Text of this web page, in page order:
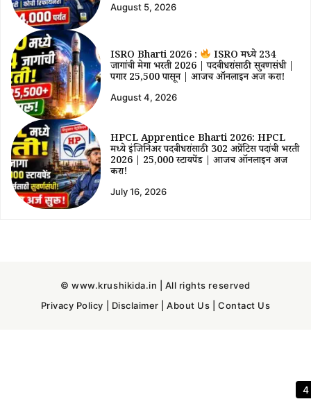
August 5, 2026
ISRO Bharti 2026 : ISRO मध्ये 234
जागांची मेगा भरती 2026 | पदवीधरांसाठी सुवर्णसंधी |
पगार ₹25,500 पासून | आजच ऑनलाईन अर्ज करा!
August 4, 2026
HPCL Apprentice Bharti 2026: HPCL
मध्ये इंजिनिअर पदवीधरांसाठी 302 अप्रेंटिस पदांची भरती
2026 | ₹25,000 स्टायपेंड | आजच ऑनलाईन अर्ज
करा!
July 16, 2026
© www.krushikida.in | All rights reserved
Privacy Policy
Disclaimer |About Us |Contact Us
3